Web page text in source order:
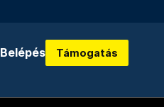
Belépés Támogatás